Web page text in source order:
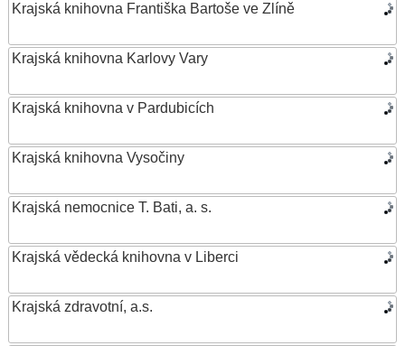
Krajská knihovna Františka Bartoše ve Zlíně
Krajská knihovna Karlovy Vary
Krajská knihovna v Pardubicích
Krajská knihovna Vysočiny
Krajská nemocnice T. Bati, a. s.
Krajská vědecká knihovna v Liberci
Krajská zdravotní, a.s.